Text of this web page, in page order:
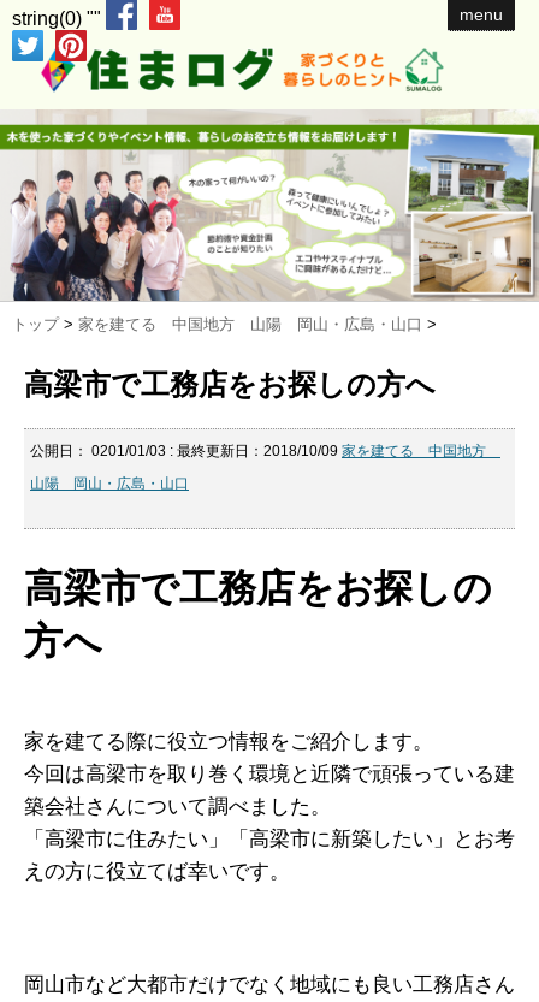
string(0) "" menu
トップ > 家を建てる 中国地方 山陽 岡山・広島・山口 >
高梁市で工務店をお探しの方へ
公開日： 0201/01/03 : 最終更新日：2018/10/09 家を建てる 中国地方
山陽 岡山・広島・山口
高梁市で工務店をお探しの
方へ
家を建てる際に役立つ情報をご紹介します。
今回は高梁市を取り巻く環境と近隣で頑張っている建
築会社さんについて調べました。
「高梁市に住みたい」「高梁市に新築したい」とお考
えの方に役立てば幸いです。
岡山市など大都市だけでなく地域にも良い工務店さん